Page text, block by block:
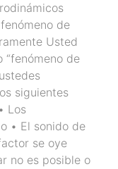
de
Usted
“fenómeno de
siguientes
Los
• El sonido de
se oye
no es posible o